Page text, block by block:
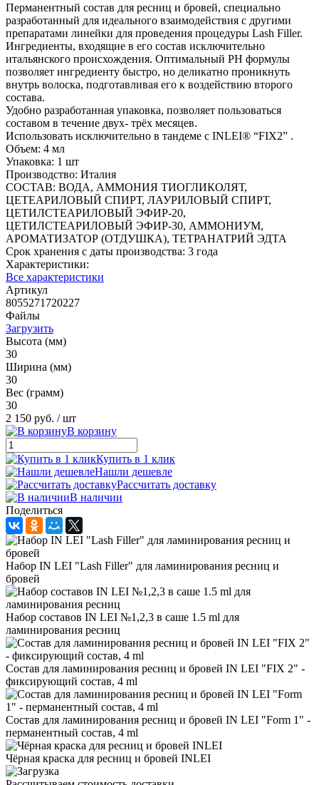
Перманентный состав для ресниц и бровей, специально
разработанный для идеального взаимодействия с другими
препаратами линейки для проведения процедуры Lash Filler.
Ингредиенты, входящие в его состав исключительно
итальянского происхождения. Оптимальный РН формулы
позволяет ингредиенту быстро, но деликатно проникнуть
внутрь волоска, подготавливая его к воздействию второго
состава.
Удобно разработанная упаковка, позволяет пользоваться
составом в течение двух- трёх месяцев.
Использовать исключительно в тандеме с INLEI® “FIX2” .
Объем: 4 мл
Упаковка: 1 шт
Производство: Италия
СОСТАВ: ВОДА, АММОНИЯ ТИОГЛИКОЛЯТ,
ЦЕТЕАРИЛОВЫЙ СПИРТ, ЛАУРИЛОВЫЙ СПИРТ,
ЦЕТИЛСТЕАРИЛОВЫЙ ЭФИР-20,
ЦЕТИЛСТЕАРИЛОВЫЙ ЭФИР-30, АММОНИУМ,
АРОМАТИЗАТОР (ОТДУШКА), ТЕТРАНАТРИЙ ЭДТА
Срок хранения с даты производства: 3 года
Характеристики:
Все характеристики
Артикул
8055271720227
Файлы
Загрузить
Высота (мм)
30
Ширина (мм)
30
Вес (грамм)
30
2 150 руб. / шт
В корзину
Купить в 1 клик
Нашли дешевле
Рассчитать доставку
В наличии
Поделиться
Набор IN LEI "Lash Filler" для ламинирования ресниц и
бровей
Набор составов IN LEI №1,2,3 в саше 1.5 ml для
ламинирования ресниц
Состав для ламинирования ресниц и бровей IN LEI "FIX 2" -
фиксирующий состав, 4 ml
Состав для ламинирования ресниц и бровей IN LEI "Form 1" -
перманентный состав, 4 ml
Чёрная краска для ресниц и бровей INLEI